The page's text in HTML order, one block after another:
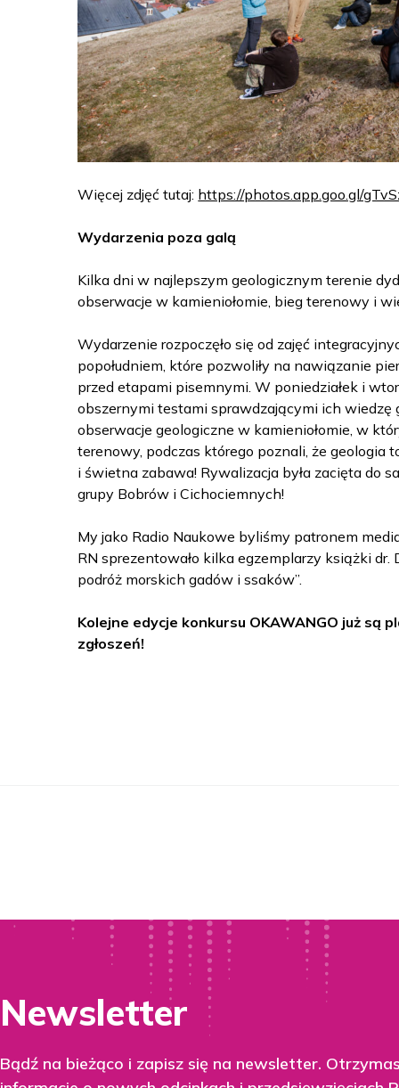
Więcej zdjęć tutaj: https://photos.app.goo.gl/
Wydarzenia poza galą
Kilka dni w najlepszym geologicznym terenie
obserwacje w kamieniołomie, bieg terenowy i
Wydarzenie rozpoczęło się od zajęć
popołudniem, które pozwoliły na nawiązanie
przed etapami pisemnymi. W poniedziałek i
obszernymi testami sprawdzającymi ich wiedzę
obserwacje geologiczne w kamieniołomie, w
terenowy, podczas którego poznali, że geologia
i świetna zabawa! Rywalizacja była zacięta do
grupy Bobrów i Cichociemnych!
My jako Radio Naukowe byliśmy patronem
RN sprezentowało kilka egzemplarzy książki
podróż morskich gadów i ssaków”.
Kolejne edycje konkursu OKAWANGO już są
zgłoszeń!
Newsletter
Bądź na bieżąco i zapisz się na newsletter.